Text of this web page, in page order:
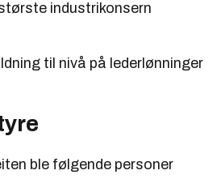
industrikonsern
til nivå på lederlønninger
ble følgende personer